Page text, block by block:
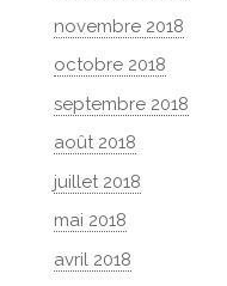
novembre 2018
octobre 2018
septembre 2018
août 2018
juillet 2018
mai 2018
avril 2018